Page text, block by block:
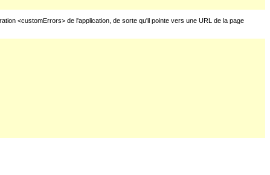
<customErrors> de l'application, de sorte qu'il pointe vers une URL de la page